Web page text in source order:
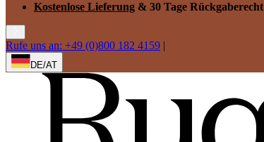
Kostenlose Lieferung & 30 Tage Rückgaberecht
Rufe uns an: +49 (0)800 182 4159 |
DE/AT